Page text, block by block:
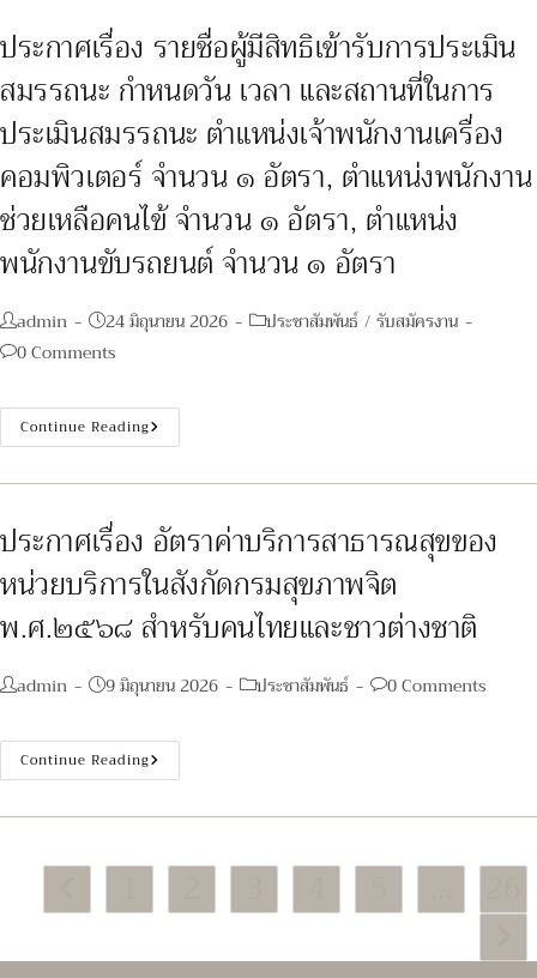
สิทธิ
เข้า
การ
ประเมิน
สมรรถนะ
กำหนด
วัน
เวลา
และ
สถาน
ที่
ใน
การ
ประเมิน
นาย
ช่าง
อัตรา,
ตำแหน่ง
พนักงาน
พิมพ์
๑
ประกาศเรื่อง รายชื่อผู้มีสิทธิเข้ารับการประเมิน
สมรรถนะ กำหนดวัน เวลา และสถานที่ในการ
ประเมินสมรรถนะ ตำแหน่งเจ้าพนักงานเครื่อง
คอมพิวเตอร์ จำนวน ๑ อัตรา, ตำแหน่งพนักงาน
ช่วยเหลือคนไข้ จำนวน ๑ อัตรา, ตำแหน่ง
พนักงานขับรถยนต์ จำนวน ๑ อัตรา
Post
author:
admin
Post
published:
24 มิถุนายน 2026
Postประชาสัมพันธ์ / รับสมัครงาน
Post0 Comments
Continue Readingประกาศ
เรื่อง
ชื่อ
สิทธิ
เข้า
รับ
การ
ประเมิน
สมรรถนะ
กำหนด
วัน
และ
สถาน
การ
ประเมิน
สมรรถนะ
เจ้า
คอมพิวเตอร์
อัตรา,
ช่วย
ประกาศเรื่อง อัตราค่าบริการสาธารณสุขของ
หน่วยบริการในสังกัดกรมสุขภาพจิต
พ.ศ.๒๕๖๘ สำหรับคนไทยและชาวต่างชาติ
Postadmin
Post9 มิถุนายน 2026
Postประชาสัมพันธ์
Post0 Comments
Continue Readingประกาศ
เรื่อง
ค่า
ของ
ใน
สุขภาพ